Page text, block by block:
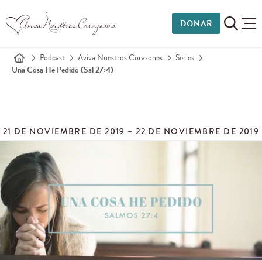
DONAR
Podcast Aviva Nuestros Corazones
Series
Una Cosa He Pedido (Sal 27:4)
21 DE NOVIEMBRE DE 2019 – 22 DE NOVIEMBRE DE 2019